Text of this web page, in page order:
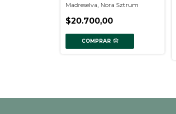
Madreselva, Nora Sztrum
$20.700,00
COMPRAR